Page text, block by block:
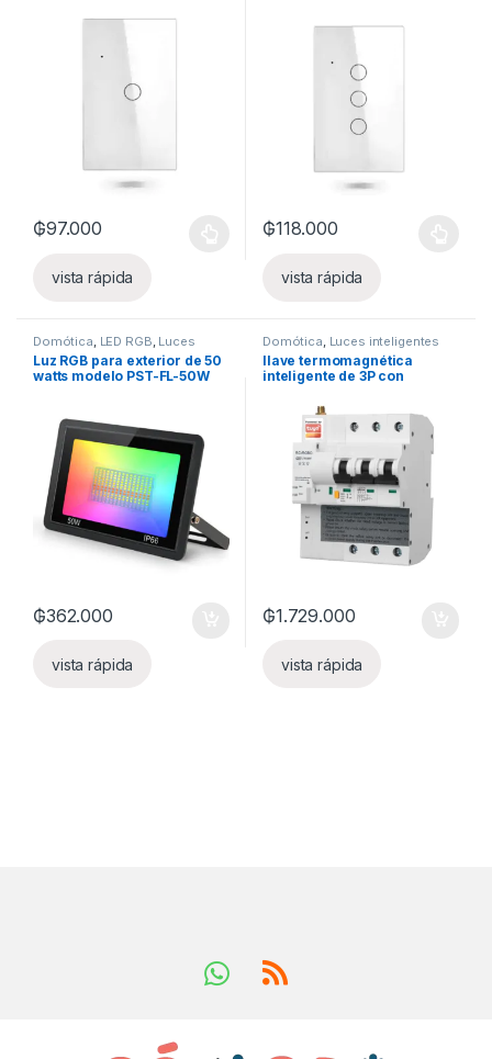
Capacitor
₲97.000
vista rápida
₲118.000
vista rápida
Domótica LED RGB Luces
inteligentes
Luz RGB para exterior de 50
watts modelo PST-FL-50W
₲362.000
vista rápida
Domótica Luces inteligentes
llave termomagnética
inteligente de 3P con
₲1.729.000
vista rápida